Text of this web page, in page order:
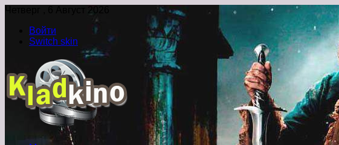
Четверг , 6 Август 2026
Войти
Switch skin